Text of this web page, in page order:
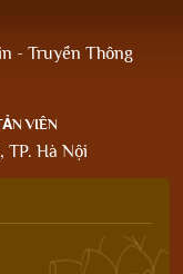
- Truyền Thông
VIÊN
Hà Nội